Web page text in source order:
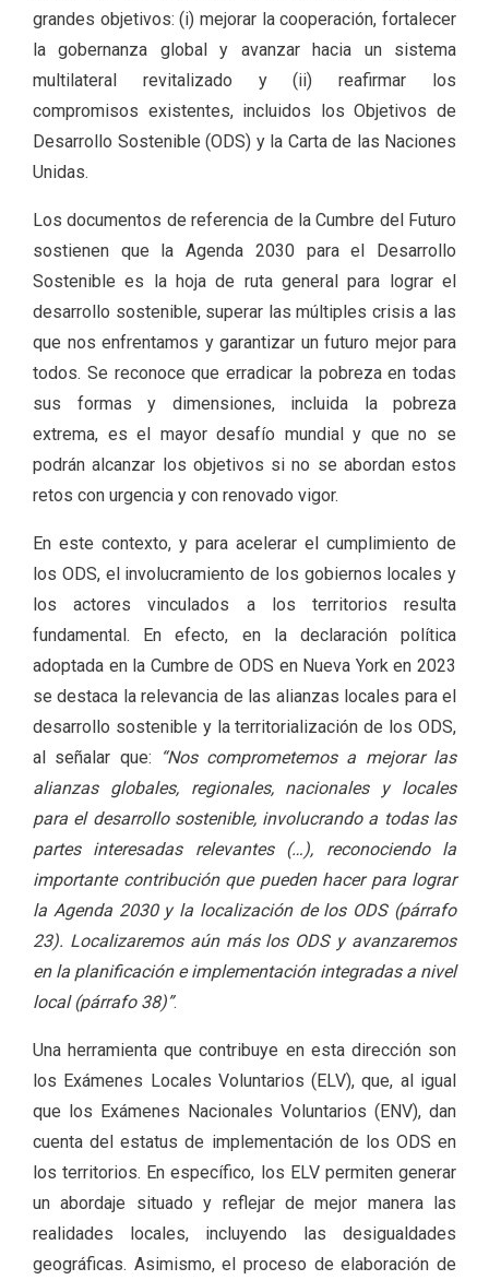
grandes objetivos: (i) mejorar la cooperación, fortalecer
la gobernanza global y avanzar hacia un sistema
multilateral revitalizado y (ii) reafirmar los
compromisos existentes, incluidos los Objetivos de
Desarrollo Sostenible (ODS) y la Carta de las Naciones
Unidas.
Los documentos de referencia de la Cumbre del Futuro
sostienen que la Agenda 2030 para el Desarrollo
Sostenible es la hoja de ruta general para lograr el
desarrollo sostenible, superar las múltiples crisis a las
que nos enfrentamos y garantizar un futuro mejor para
todos. Se reconoce que erradicar la pobreza en todas
sus formas y dimensiones, incluida la pobreza
extrema, es el mayor desafío mundial y que no se
podrán alcanzar los objetivos si no se abordan estos
retos con urgencia y con renovado vigor.
En este contexto, y para acelerar el cumplimiento de
los ODS, el involucramiento de los gobiernos locales y
los actores vinculados a los territorios resulta
fundamental. En efecto, en la declaración política
adoptada en la Cumbre de ODS en Nueva York en 2023
se destaca la relevancia de las alianzas locales para el
desarrollo sostenible y la territorialización de los ODS,
al señalar que:
“Nos comprometemos a mejorar las
alianzas globales, regionales, nacionales y locales
para el desarrollo sostenible, involucrando a todas las
partes interesadas relevantes (…), reconociendo la
importante contribución que pueden hacer para lograr
la Agenda 2030 y la localización de los ODS (párrafo
23). Localizaremos aún más los ODS y avanzaremos
en la planificación e implementación integradas a nivel
local (párrafo 38)”.
Una herramienta que contribuye en esta dirección son
los Exámenes Locales Voluntarios (ELV), que, al igual
que los Exámenes Nacionales Voluntarios (ENV), dan
cuenta del estatus de implementación de los ODS en
los territorios. En específico, los ELV permiten generar
un abordaje situado y reflejar de mejor manera las
realidades locales, incluyendo las desigualdades
geográficas. Asimismo, el proceso de elaboración de